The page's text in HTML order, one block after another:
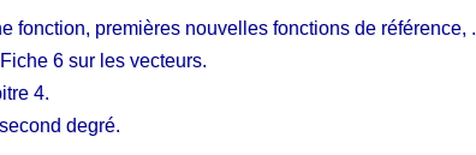
fonction, premières nouvelles fonctions de référence, .
6 sur les vecteurs.
4.
degré.